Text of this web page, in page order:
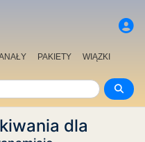
PAKIETY
WIĄZKI
dla